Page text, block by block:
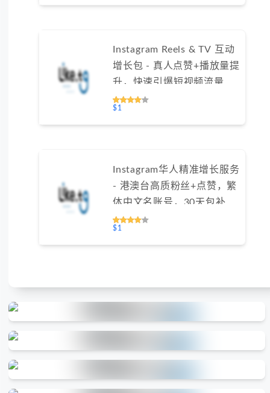
增长包 - 真人点赞+播放量提
升，快速引爆短视频流量
（不支持免费测试）
$1
- 港澳台高质粉丝+点赞，繁
体中文名账号，30天包补保
障（不支持免费测试）
$1